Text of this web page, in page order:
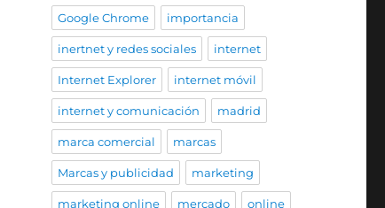
Google Chrome importancia
inertnet y redes sociales internet
Internet Explorer internet móvil
internet y comunicación madrid
marca comercial marcas
Marcas y publicidad marketing
marketing online mercado online